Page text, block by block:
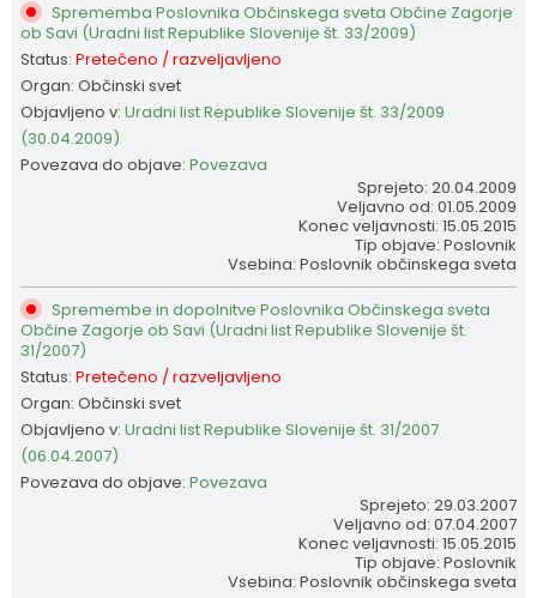
Sprememba Poslovnika Občinskega sveta Občine Zagorje
ob Savi (Uradni list Republike Slovenije št. 33/2009)
Status: Pretečeno / razveljavljeno
Organ: Občinski svet
Objavljeno v: Uradni list Republike Slovenije št. 33/2009
(30.04.2009)
Povezava do objave: Povezava
Sprejeto: 20.04.2009
Veljavno od: 01.05.2009
Konec veljavnosti: 15.05.2015
Tip objave: Poslovnik
Vsebina: Poslovnik občinskega sveta
Spremembe in dopolnitve Poslovnika Občinskega sveta
Občine Zagorje ob Savi (Uradni list Republike Slovenije št.
31/2007)
Status: Pretečeno / razveljavljeno
Organ: Občinski svet
Objavljeno v: Uradni list Republike Slovenije št. 31/2007
(06.04.2007)
Povezava do objave: Povezava
Sprejeto: 29.03.2007
Veljavno od: 07.04.2007
Konec veljavnosti: 15.05.2015
Tip objave: Poslovnik
Vsebina: Poslovnik občinskega sveta